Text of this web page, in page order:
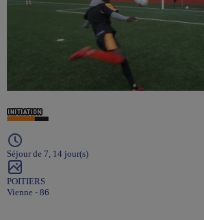
Séjour de 7, 14 jour(s)
POITIERS
Vienne - 86